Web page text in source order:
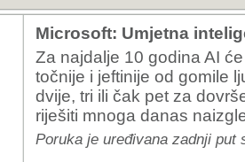
Microsoft: Umjetna
Za najdalje 10 godina AI
točnije i jeftinije od gomile
dvije, tri ili čak pet za
riješiti mnoga danas
Poruka je uređivana zadnji put